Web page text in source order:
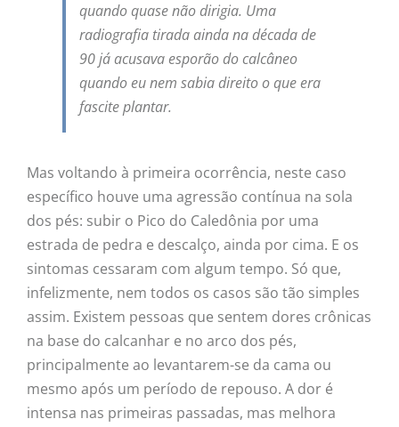
quando quase não dirigia. Uma
radiografia tirada ainda na década de
90 já acusava esporão do calcâneo
quando eu nem sabia direito o que era
fascite plantar.
Mas voltando à primeira ocorrência, neste caso
específico houve uma agressão contínua na sola
dos pés: subir o Pico do Caledônia por uma
estrada de pedra e descalço, ainda por cima. E os
sintomas cessaram com algum tempo. Só que,
infelizmente, nem todos os casos são tão simples
assim. Existem pessoas que sentem dores crônicas
na base do calcanhar e no arco dos pés,
principalmente ao levantarem-se da cama ou
mesmo após um período de repouso. A dor é
intensa nas primeiras passadas, mas melhora